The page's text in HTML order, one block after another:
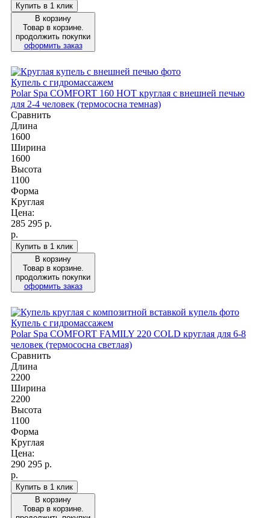
Купить в 1 клик
В корзину
Товар в корзине.
продолжить покупки
оформить заказ
Купель с гидромассажем
Polar Spa COMFORT 160 HOT круглая с внешней печью
для 2-4 человек (термососна темная)
Сравнить
Длина
1600
Ширина
1600
Высота
1100
Форма
Круглая
Цена:
285 295 р.
р.
Купить в 1 клик
В корзину
Товар в корзине.
продолжить покупки
оформить заказ
Купель с гидромассажем
Polar Spa COMFORT FAMILY 220 COLD круглая для 6-8
человек (термососна светлая)
Сравнить
Длина
2200
Ширина
2200
Высота
1100
Форма
Круглая
Цена:
290 295 р.
р.
Купить в 1 клик
В корзину
Товар в корзине.